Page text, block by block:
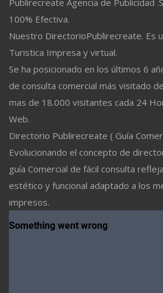
100% Efectiva.
Nuestro DirectorioPublirecreate. Es
Turistica Impresa y virtual.
Se ha posicionado en los últimos 6
de consulta comercial más visitado
mas de 18.000 visitantes cada 24
Web.
Directorio Publirecreate ( Guía
Evolucionando el concepto de
guía Comercial de fácil consulta
estético y funcional adaptado a los
impresos.